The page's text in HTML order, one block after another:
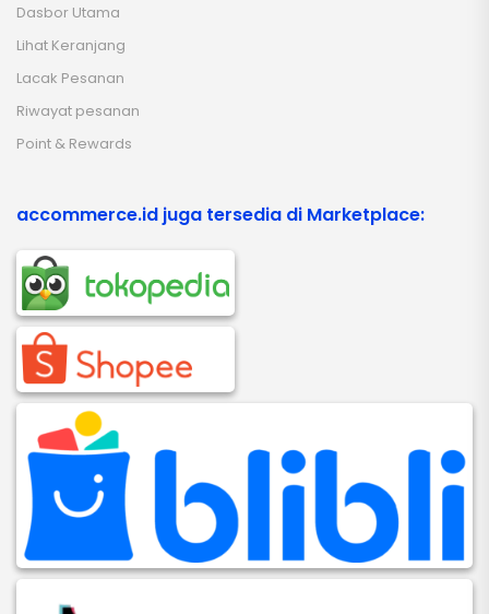
Dasbor Utama
Lihat Keranjang
Lacak Pesanan
Riwayat pesanan
Point & Rewards
accommerce.id juga tersedia di Marketplace: